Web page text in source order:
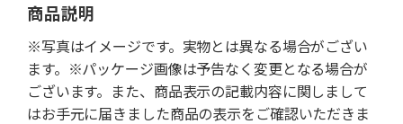
商品説明
※写真はイメージです。実物とは異なる場合がござい
ます。※パッケージ画像は予告なく変更となる場合が
ございます。また、商品表示の記載内容に関しまして
はお手元に届きました商品の表示をご確認いただきま